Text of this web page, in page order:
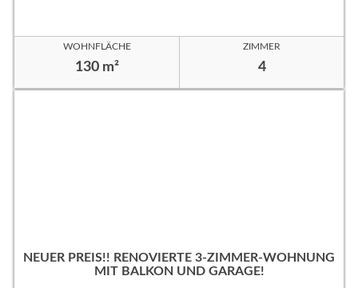
WOHNFLÄCHE
130 m²
ZIMMER
4
NEUER PREIS!! RENOVIERTE 3-ZIMMER-WOHNUNG
MIT BALKON UND GARAGE!